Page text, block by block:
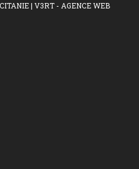
| V3RT - AGENCE WEB